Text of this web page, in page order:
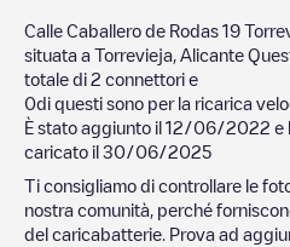
Calle Caballero de Rodas 19
situata a Torrevieja Alicante
totale di 2 connettori e
0di questi sono per la ricarica
È stato aggiunto il 12/06/2022 e
caricato il 30/06/2025
Ti consigliamo di controllare le
nostra comunità, perché
del caricabatterie. Prova ad